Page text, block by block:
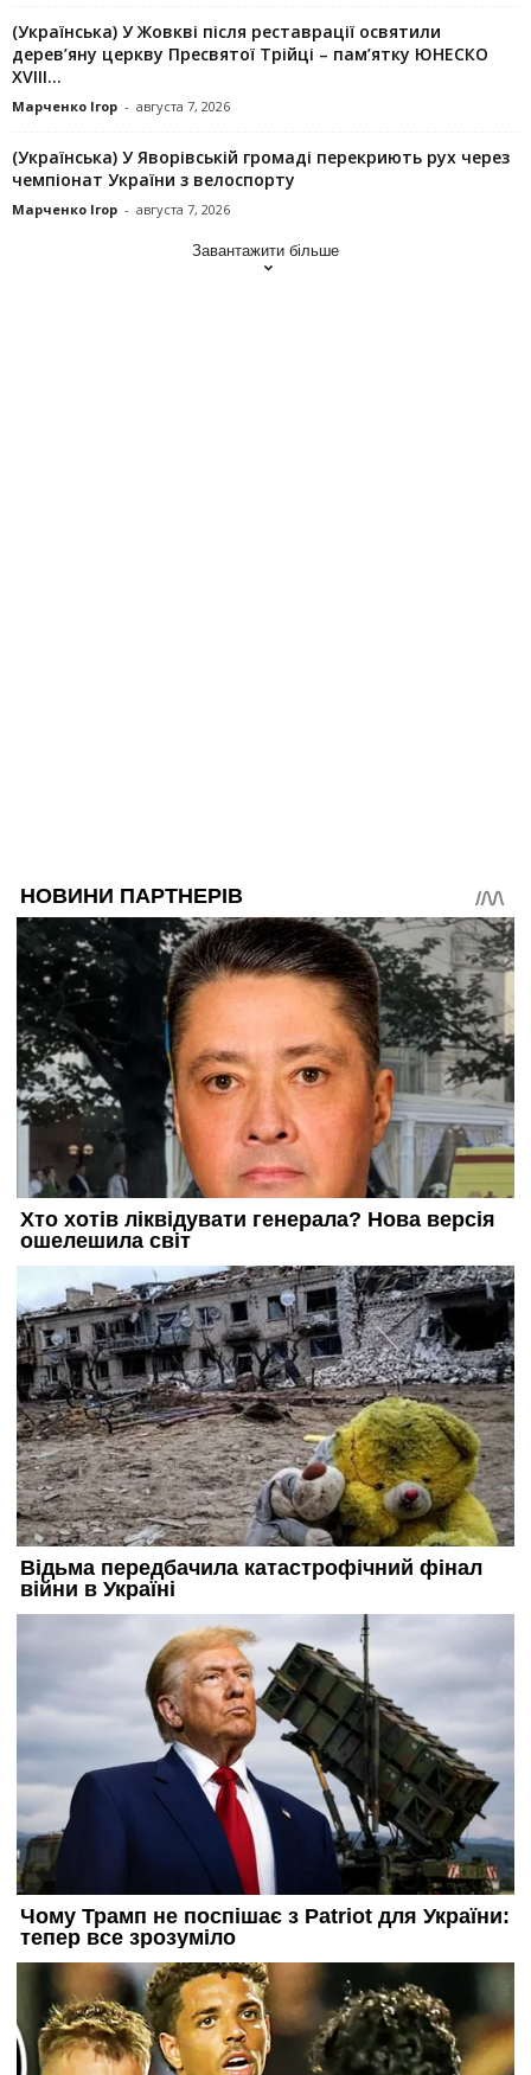
(Українська) У Жовкві після реставрації освятили
дерев’яну церкву Пресвятої Трійці – пам’ятку ЮНЕСКО
XVIII...
Марченко Ігор - августа 7, 2026
(Українська) У Яворівській громаді перекриють рух через
чемпіонат України з велоспорту
Марченко Ігор - августа 7, 2026
Завантажити більше